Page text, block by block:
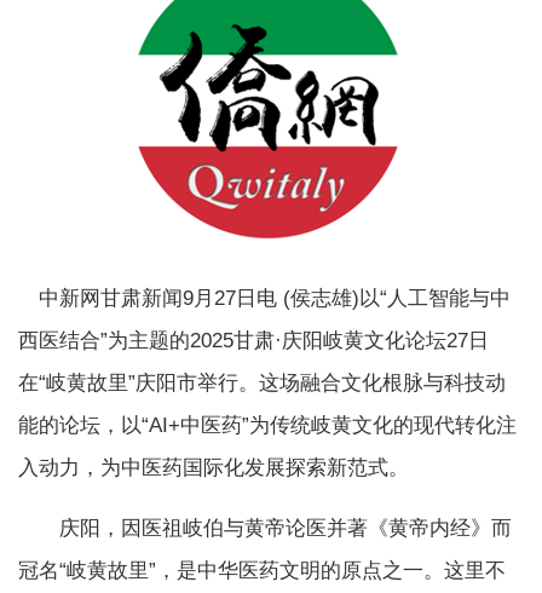
中新网甘肃新闻9月27日电 (侯志雄)以“人工智能与中
西医结合”为主题的2025甘肃·庆阳岐黄文化论坛27日
在“岐黄故里”庆阳市举行。这场融合文化根脉与科技动
能的论坛，以“AI+中医药”为传统岐黄文化的现代转化注
入动力，为中医药国际化发展探索新范式。
庆阳，因医祖岐伯与黄帝论医并著《黄帝内经》而
冠名“岐黄故里”，是中华医药文明的原点之一。这里不